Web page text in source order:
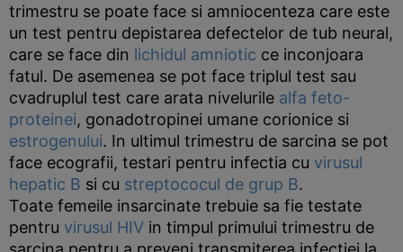
trimestru se poate face si amniocenteza care este
un test pentru depistarea defectelor de tub neural,
care se face din lichidul amniotic ce inconjoara
fatul. De asemenea se pot face triplul test sau
cvadruplul test care arata nivelurile alfa feto-
proteinei, gonadotropinei umane corionice si
estrogenului. In ultimul trimestru de sarcina se pot
face ecografii, testari pentru infectia cu virusul
hepatic B si cu streptococul de grup B.
Toate femeile insarcinate trebuie sa fie testate
pentru virusul HIV in timpul primului trimestru de